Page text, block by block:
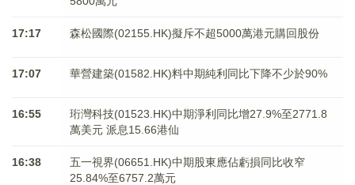
17:17 森松國際(02155.HK)擬斥不超5000萬港元購回股份
17:07 華營建築(01582.HK)料中期純利同比下降不少於90%
16:55
珩灣科技(01523.HK)中期淨利同比增27.9%至2771.8
萬美元 派息15.66港仙
16:38
五一視界(06651.HK)中期股東應佔虧損同比收窄
25.84%至6757.2萬元